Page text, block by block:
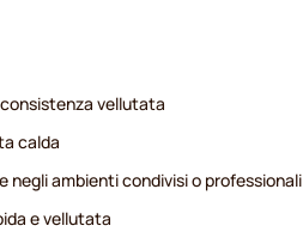
vellutata
calda
negli ambienti condivisi o professionali
e vellutata